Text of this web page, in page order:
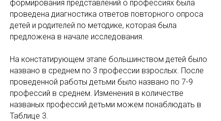
формирования представлений о профессиях была
проведена диагностика ответов повторного опроса
детей и родителей по методике, которая была
предложена в начале исследования.
На констатирующем этапе большинством детей было
названо в среднем по 3 профессии взрослых. После
проведенной работы детьми было названо по 7-9
профессий в среднем. Изменения в количестве
названых профессий детьми можем понаблюдать в
Таблице 3.